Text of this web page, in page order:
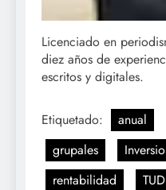
Licenciado en
diez años de
escritos y digitales.
Etiquetado: anual
grupales
rentabilidad